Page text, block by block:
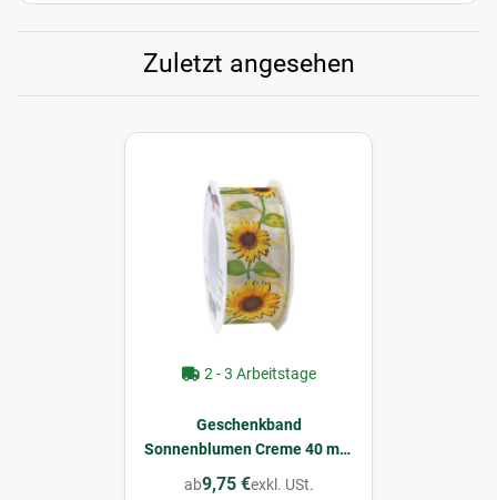
Zuletzt angesehen
2 - 3 Arbeitstage
Geschenkband
Sonnenblumen Creme 40 mm
x 20 m
ab9,75 €exkl. USt.